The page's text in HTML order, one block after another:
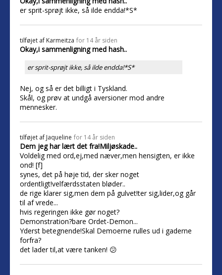
er sprit-sprøjt ikke, så ilde endda!*S*
tilføjet af Karmeitza for 14 år siden
Okay,i sammenligning med hash..
er sprit-sprøjt ikke, så ilde endda!*S*
Nej, og så er det billigt i Tyskland.
Skål, og prøv at undgå aversioner mod andre
mennesker.
tilføjet af Jaqueline for 14 år siden
Dem jeg har lært det fra!Miljøskade..
Voldelig med ord,ej,med næver,men hensigten, er ikke
ond! [f]
synes, det på høje tid, der sker noget
ordentligt!velfærdsstaten bløder..
de rige klarer sig,men dem på gulvet!ter sig,lider,og går
til af vrede...
hvis regeringen ikke gør noget?
Demonstration?bare Ordet-Demon...
Yderst betegnende!Skal Demoerne rulles ud i gaderne
forfra?
det lader til,at være tanken! 😕